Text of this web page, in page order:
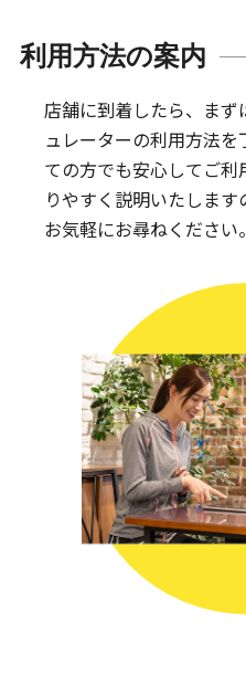
利用方法の案内
店舗に到着したら、まず
ュレーターの利用方法
ての方でも安心してご
りやすく説明いたしま
お気軽にお尋ねください。